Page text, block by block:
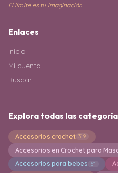
El límite es tu imaginación
Enlaces
Inicio
Mi cuenta
Buscar
Explora todas las
Accesorios crochet 319
Accesorios en Crochet para
Accesorios para bebes 61